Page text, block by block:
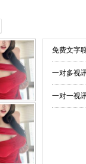
免费文字
一对多视
一对一视